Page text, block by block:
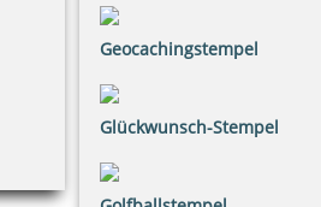
Geocachingstempel
Glückwunsch-Stempel